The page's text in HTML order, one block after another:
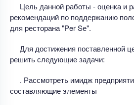
Цель данной работы - оценка и
рекомендаций по поддержанию
для ресторана "Per Sе".
Для достижения поставленной
решить следующие задачи:
. Рассмотреть имидж
составляющие элементы